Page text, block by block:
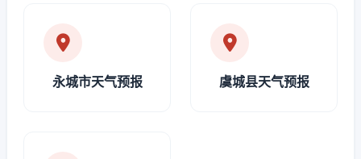
永城市天气预报 虞城县天气预报